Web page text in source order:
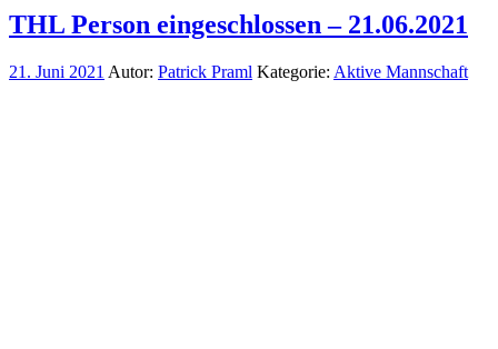
THL Person eingeschlossen – 21.06.2021
21. Juni 2021 Autor: Patrick Praml Kategorie: Aktive Mannschaft